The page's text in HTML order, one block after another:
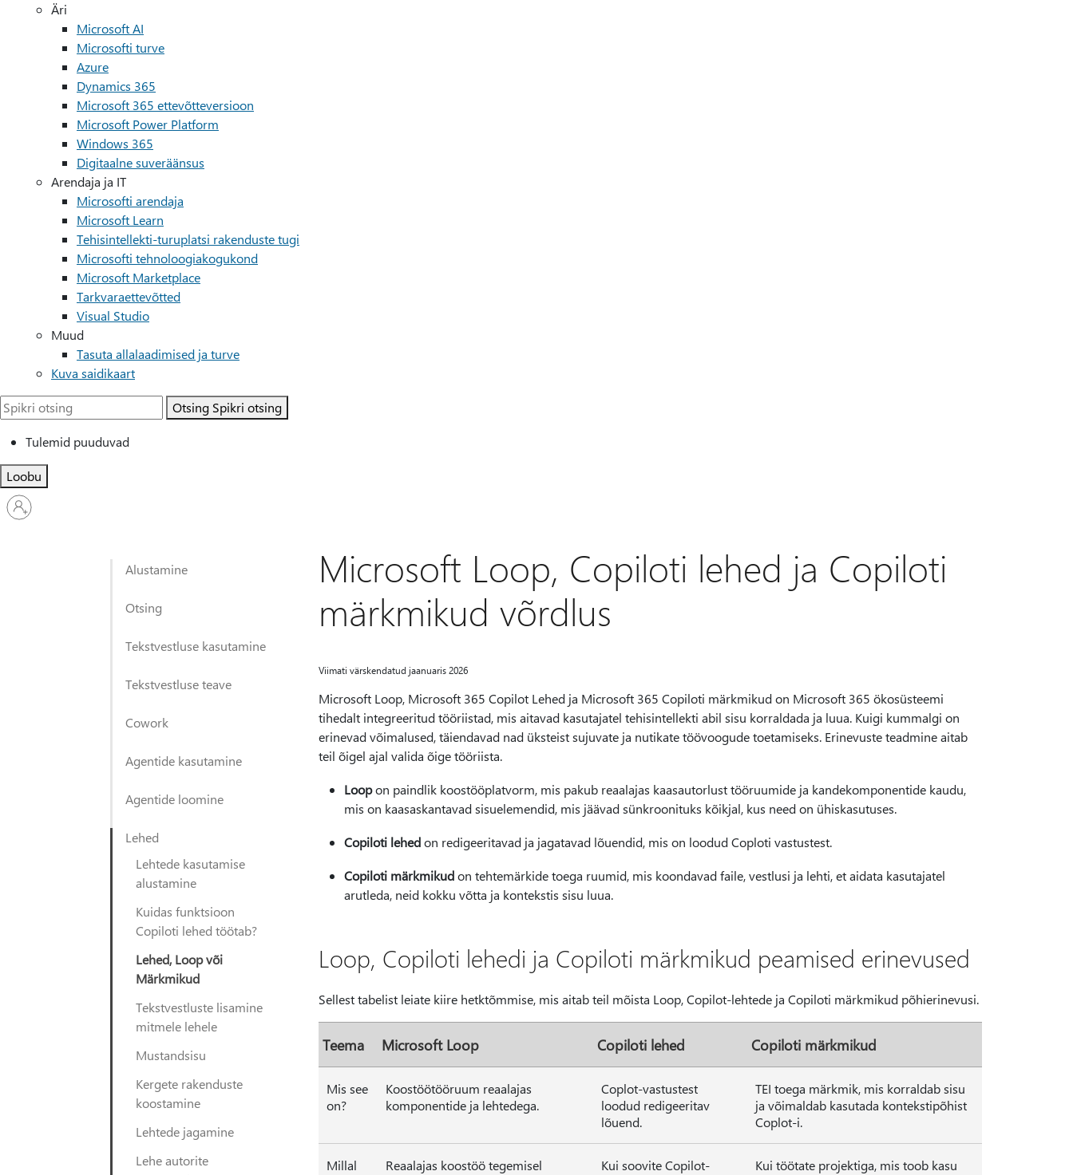
Äri
Microsoft AI
Microsofti turve
Azure
Dynamics 365
Microsoft 365 ettevõtteversioon
Microsoft Power Platform
Windows 365
Digitaalne suveräänsus
Arendaja ja IT
Microsofti arendaja
Microsoft Learn
Tehisintellekti-turuplatsi rakenduste tugi
Microsofti tehnoloogiakogukond
Microsoft Marketplace
Tarkvaraettevõtted
Visual Studio
Muud
Tasuta allalaadimised ja turve
Kuva saidikaart
Otsing Spikri otsing
Tulemid puuduvad
Loobu
Logige
sisse
Alustamine
Otsing
Tekstvestluse kasutamine
Tekstvestluse teave
Cowork
Agentide kasutamine
Agentide loomine
Lehed
Lehtede kasutamise
alustamine
Kuidas funktsioon
Copiloti lehed töötab?
Lehed, Loop või
Märkmikud
Tekstvestluste lisamine
mitmele lehele
Mustandsisu
Kergete rakenduste
koostamine
Lehtede jagamine
Lehe autorite
Microsoft Loop, Copiloti lehed ja Copiloti
märkmikud võrdlus
Viimati värskendatud jaanuaris 2026
Microsoft Loop, Microsoft 365 Copilot Lehed ja Microsoft 365 Copiloti märkmikud on Microsoft 365 ökosüsteemi
tihedalt integreeritud tööriistad, mis aitavad kasutajatel tehisintellekti abil sisu korraldada ja luua. Kuigi kummalgi on
erinevad võimalused, täiendavad nad üksteist sujuvate ja nutikate töövoogude toetamiseks. Erinevuste teadmine aitab
teil õigel ajal valida õige tööriista.
Loopon paindlik koostööplatvorm, mis pakub reaalajas kaasautorlust tööruumide ja kandekomponentide kaudu,
mis on kaasaskantavad sisuelemendid, mis jäävad sünkroonituks kõikjal, kus need on ühiskasutuses.
Copiloti lehedon redigeeritavad ja jagatavad lõuendid, mis on loodud Coploti vastustest.
Copiloti märkmikudon tehtemärkide toega ruumid, mis koondavad faile, vestlusi ja lehti, et aidata kasutajatel
arutleda, neid kokku võtta ja kontekstis sisu luua.
Loop, Copiloti lehedi ja Copiloti märkmikud peamised erinevused
Sellest tabelist leiate kiire hetktõmmise, mis aitab teil mõista Loop, Copilot-lehtede ja Copiloti märkmikud põhierinevusi.
Teema Microsoft Loop Copiloti lehed Copiloti märkmikud
Mis see
on?
Koostöötööruum reaalajas
komponentide ja lehtedega.
Coplot-vastustest
loodud redigeeritav
lõuend.
TEI toega märkmik, mis korraldab sisu
ja võimaldab kasutada kontekstipõhist
Coplot-i.
Millal
Reaalajas koostöö tegemisel
Kui soovite Copilot-
Kui töötate projektiga, mis toob kasu